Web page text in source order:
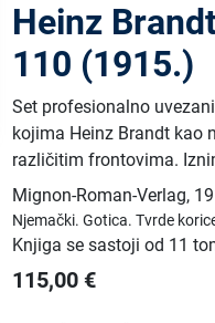
Heinz
110 (1915.)
Set profesionalno
kojima Heinz Brandt kao
različitim frontovima.
Mignon-Roman-Verlag,
Njemački.Gotica.Tvrde
Knjiga se sastoji od 11
115,00 €